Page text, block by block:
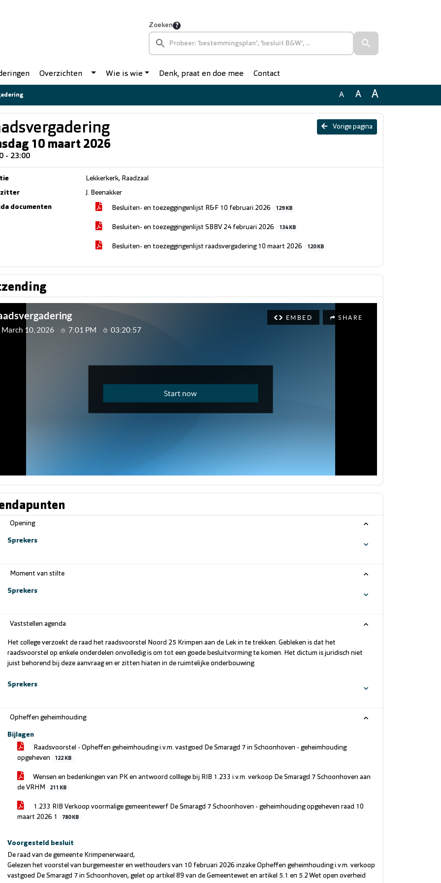
Zoeken
Overzichten Wie is wie Denk, praat en doe mee Contact
A A A
Vorige pagina
10 maart 2026
- 23:00
Lekkerkerk, Raadzaal
J. Beenakker
documenten
Besluiten- en toezeggingenlijst R&F 10 februari 2026 129 KB
Besluiten- en toezeggingenlijst SBBV 24 februari 2026 134 KB
Besluiten- en toezeggingenlijst raadsvergadering 10 maart 2026 120 KB
Opening
Sprekers
Moment van stilte
Sprekers
Vaststellen agenda
Het college verzoekt de raad het raadsvoorstel Noord 25 Krimpen aan de Lek in te trekken. Gebleken is dat het
raadsvoorstel op enkele onderdelen onvolledig is om tot een goede besluitvorming te komen. Het dictum is juridisch niet
juist behorend bij deze aanvraag en er zitten hiaten in de ruimtelijke onderbouwing.
Sprekers
Opheffen geheimhouding
Bijlagen
Raadsvoorstel - Opheffen geheimhouding i.v.m. vastgoed De Smaragd 7 in Schoonhoven - geheimhouding
opgeheven
122 KB
Wensen en bedenkingen van PK en antwoord colllege bij RIB 1.233 i.v.m. verkoop De Smaragd 7 Schoonhoven aan
de VRHM
211 KB
1.233 RIB Verkoop voormalige gemeentewerf De Smaragd 7 Schoonhoven - geheimhouding opgeheven raad 10
maart 2026 1
780 KB
Voorgesteld besluit
De raad van de gemeente Krimpenerwaard,
Gelezen het voorstel van burgemeester en wethouders van ​10 februari 2026​ inzake ​Opheffen geheimhouding i.v.m. verkoop
vastgoed De Smaragd 7 in Schoonhoven, gelet op artikel 89 van de Gemeentewet en artikel 5.1 en 5.2 Wet open overheid